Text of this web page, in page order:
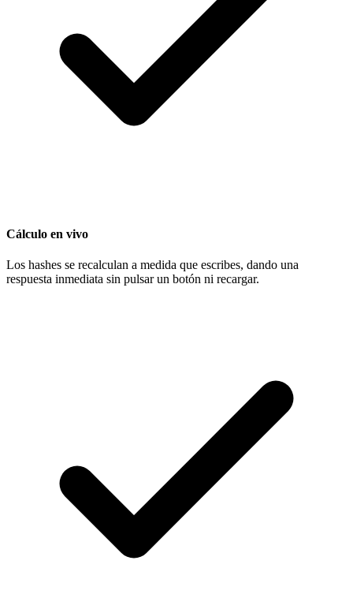
Cálculo en vivo
Los hashes se recalculan a medida que escribes, dando una
respuesta inmediata sin pulsar un botón ni recargar.